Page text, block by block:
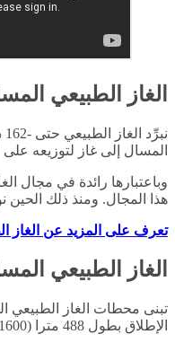
الغاز الطبيعي
المسال إلى غاز لتوزيعه على
هذا المجال. ومنذ ذلك
تعرف على المزيد عن الغاز
الغاز الطبيعي
الإطلاق بطول 488 مترا (1600 قدم) وعرض 74 مترا (243 قدما).